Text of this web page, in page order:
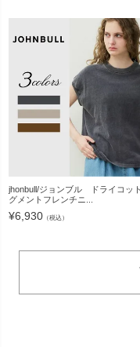
jhonbull/ジョンブル ドライコッ
グメントフレンチニ...
¥6,930 （税込）